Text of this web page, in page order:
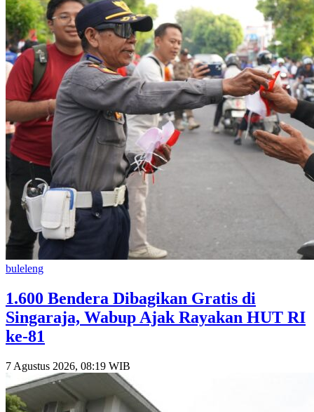
buleleng
1.600 Bendera Dibagikan Gratis di
Singaraja, Wabup Ajak Rayakan HUT RI
ke-81
7 Agustus 2026, 08:19 WIB